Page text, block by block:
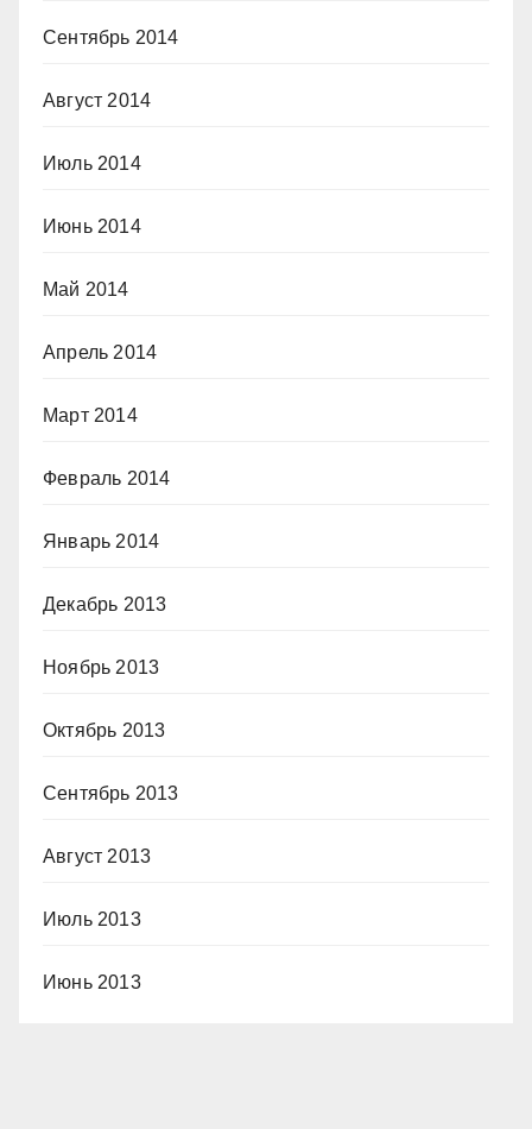
Сентябрь 2014
Август 2014
Июль 2014
Июнь 2014
Май 2014
Апрель 2014
Март 2014
Февраль 2014
Январь 2014
Декабрь 2013
Ноябрь 2013
Октябрь 2013
Сентябрь 2013
Август 2013
Июль 2013
Июнь 2013